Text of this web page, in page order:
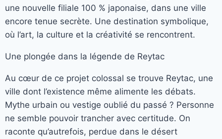
une nouvelle filiale 100 % japonaise, dans une ville
encore tenue secrète. Une destination symbolique,
où l’art, la culture et la créativité se rencontrent.
Une plongée dans la légende de Reytac
Au cœur de ce projet colossal se trouve Reytac, une
ville dont l’existence même alimente les débats.
Mythe urbain ou vestige oublié du passé ? Personne
ne semble pouvoir trancher avec certitude. On
raconte qu’autrefois, perdue dans le désert